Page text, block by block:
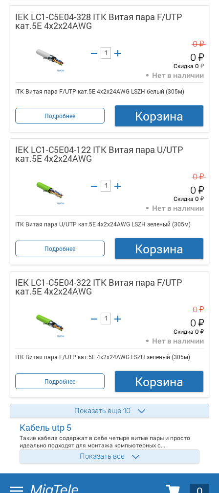
IEK LC1-C5E04-328 ITK Витая пара F/UTP
кат.5E 4x2х24AWG
0у
0 у
Скидка 0 у
Нет в наличии
ITK Витая пара F/UTP кат.5E 4x2х24AWG LSZH белый (305м)
Подробнее Корзина
IEK LC1-C5E04-122 ITK Витая пара U/UTP
кат.5E 4x2х24AWG
0у
0 у
Скидка 0 у
Нет в наличии
ITK Витая пара U/UTP кат.5E 4x2х24AWG LSZH зеленый (305м)
Подробнее Корзина
IEK LC1-C5E04-322 ITK Витая пара F/UTP
кат.5E 4x2х24AWG
0у
0 у
Скидка 0 у
Нет в наличии
ITK Витая пара F/UTP кат.5E 4x2х24AWG LSZH зеленый (305м)
Подробнее Корзина
Показать еще 10
Кабель utp 5
Такие кабеля содержат в себе четыре витые пары и просто
идеально подходят для монтажа компьютерных с...
Показать все